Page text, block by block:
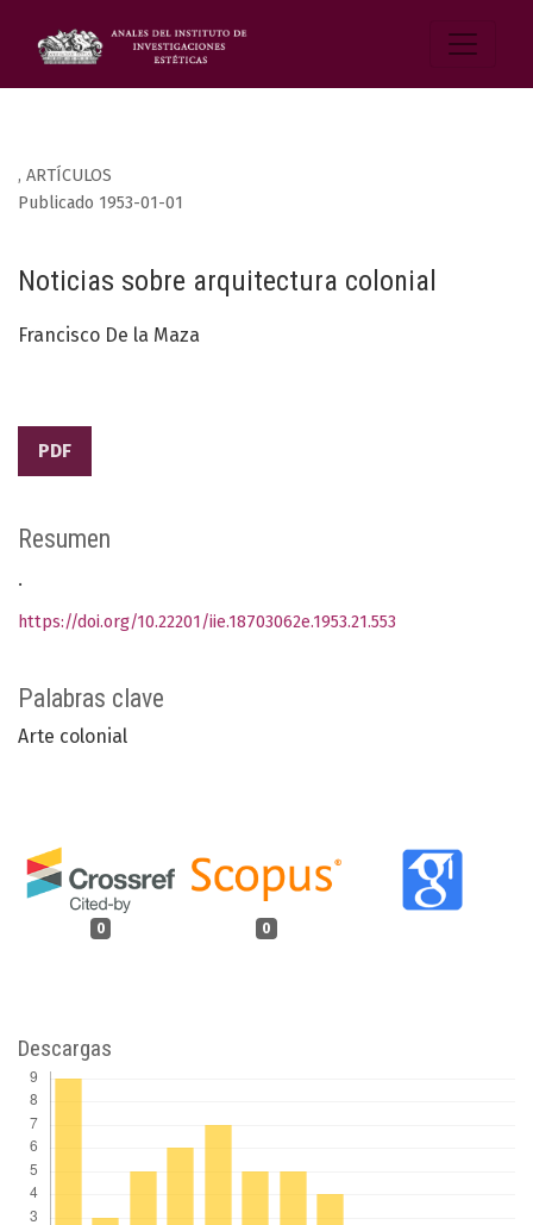
, ARTÍCULOS
Noticias sobre arquitectura colonial
Publicado 1953-01-01
Francisco De la Maza
PDF
Palabras clave
Arte colonial
0 0
Resumen
.
https://doi.org/10.22201/iie.18703062e.1953.21.553
Descargas